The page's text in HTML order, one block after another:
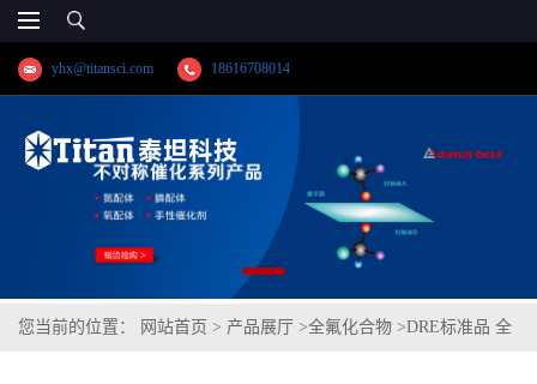
yhx@titansci.com 18616708014
您当前的位置： 网站首页 > 产品展厅 >全氟化合物 >DRE标准品 全